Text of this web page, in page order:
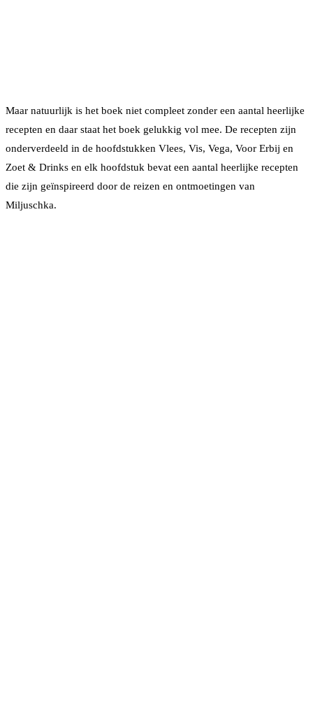
Maar natuurlijk is het boek niet compleet zonder een aantal heerlijke
recepten en daar staat het boek gelukkig vol mee. De recepten zijn
onderverdeeld in de hoofdstukken Vlees, Vis, Vega, Voor Erbij en
Zoet & Drinks en elk hoofdstuk bevat een aantal heerlijke recepten
die zijn geïnspireerd door de reizen en ontmoetingen van
Miljuschka.